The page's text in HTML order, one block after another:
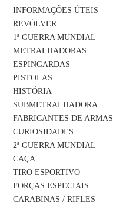
INFORMAÇÕES ÚTEIS
REVÓLVER
1ª GUERRA MUNDIAL
METRALHADORAS
ESPINGARDAS
PISTOLAS
HISTÓRIA
SUBMETRALHADORA
FABRICANTES DE ARMAS
CURIOSIDADES
2ª GUERRA MUNDIAL
CAÇA
TIRO ESPORTIVO
FORÇAS ESPECIAIS
CARABINAS / RIFLES